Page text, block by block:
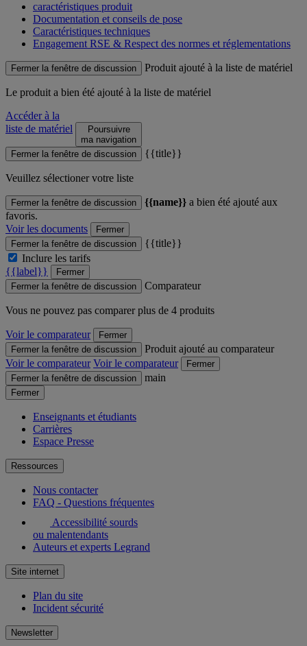
caractéristiques produit
Documentation et conseils de pose
Caractéristiques techniques
Engagement RSE & Respect des normes et réglementations
Fermer la fenêtre de discussion Produit ajouté à la liste de matériel
Le produit a bien été ajouté à la liste de matériel
Accéder à la
liste de matériel
Poursuivre
ma navigation
Fermer la fenêtre de discussion
{{title}}
Veuillez sélectioner votre liste
Fermer la fenêtre de discussion {{name}} a bien été ajouté aux
favoris.
Voir les documents
Fermer
Fermer la fenêtre de discussion
{{title}}
Inclure les tarifs
{{label}}
Fermer
Fermer la fenêtre de discussion
Comparateur
Vous ne pouvez pas comparer plus de 4 produits
Voir le comparateur
Fermer
Fermer la fenêtre de discussion
Produit ajouté au comparateur
Voir le comparateur Voir le comparateur
Fermer
Fermer la fenêtre de discussion
main
Fermer
Enseignants et étudiants
Carrières
Espace Presse
Ressources
Nous contacter
FAQ - Questions fréquentes
Accessibilité sourds
ou malentendants
Auteurs et experts Legrand
Site internet
Plan du site
Incident sécurité
Newsletter